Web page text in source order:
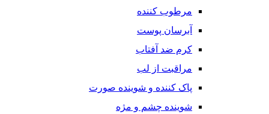
مرطوب کننده
آبرسان پوست
کرم ضد آفتاب
مراقبت از لب
پاک کننده و شوینده صورت
شوینده چشم و مژه